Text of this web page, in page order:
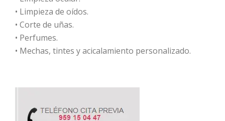
• Limpieza de oídos.
• Corte de uñas.
• Perfumes.
• Mechas, tintes y acicalamiento personalizado.